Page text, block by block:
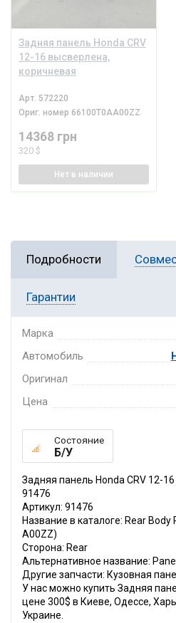
Задняя панель Honda CRV
12-16 высверлена,
коричневая
Арт. 572220
Ориг. номер 66100T0AA00ZZ
14368 грн
320 $
Нет в наличии
Подробности
Гарантии
Марка
Автомобиль
Оригинал
Цена
Состояние
Б/У
Задняя панель Honda CRV 12-
91476
Артикул: 91476
Название в каталоге: Rear
A00ZZ)
Сторона: Rear
Альтернативное название:
Другие запчасти: Кузовная
У нас можно купить Задняя
цене 300$ в Киеве, Одессе,
Украине.